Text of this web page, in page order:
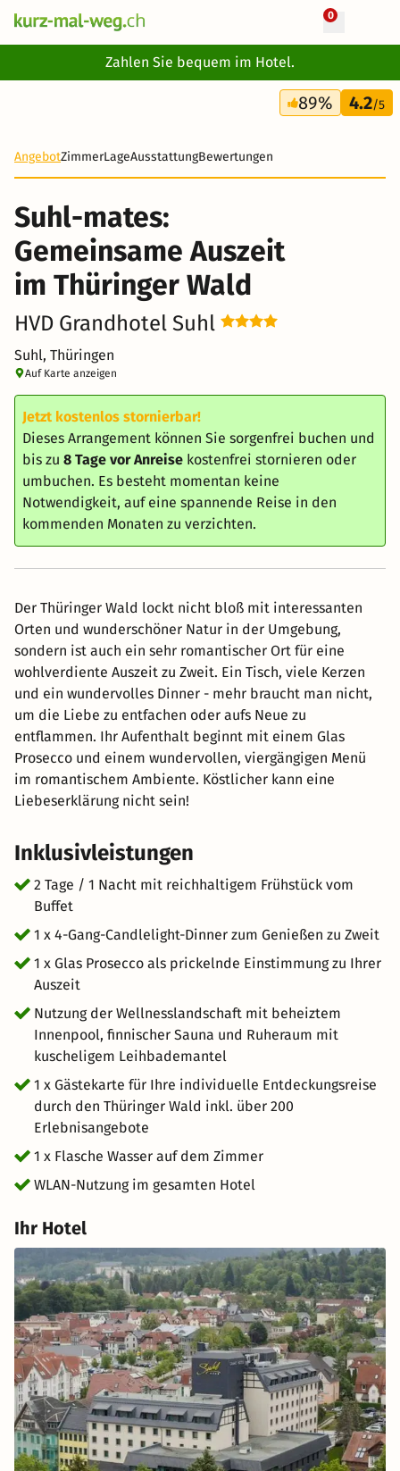
0
Zahlen Sie bequem im Hotel.
2 Tage
130 CHF
89% 4.2/5
AngebotZimmerLageAusstattungBewertungen
Suhl-mates:
Gemeinsame Auszeit
im Thüringer Wald
HVD Grandhotel Suhl
Suhl, Thüringen
Auf Karte anzeigen
Jetzt kostenlos stornierbar!
Dieses Arrangement können Sie sorgenfrei buchen und
bis zu 8 Tage vor Anreise kostenfrei stornieren oder
umbuchen. Es besteht momentan keine
Notwendigkeit, auf eine spannende Reise in den
kommenden Monaten zu verzichten.
Der Thüringer Wald lockt nicht bloß mit interessanten
Orten und wunderschöner Natur in der Umgebung,
sondern ist auch ein sehr romantischer Ort für eine
wohlverdiente Auszeit zu Zweit. Ein Tisch, viele Kerzen
und ein wundervolles Dinner - mehr braucht man nicht,
um die Liebe zu entfachen oder aufs Neue zu
entflammen. Ihr Aufenthalt beginnt mit einem Glas
Prosecco und einem wundervollen, viergängigen Menü
im romantischem Ambiente. Köstlicher kann eine
Liebeserklärung nicht sein!
Inklusivleistungen
2 Tage / 1 Nacht mit reichhaltigem Frühstück vom
Buffet
1 x 4-Gang-Candlelight-Dinner zum Genießen zu Zweit
1 x Glas Prosecco als prickelnde Einstimmung zu Ihrer
Auszeit
Nutzung der Wellnesslandschaft mit beheiztem
Innenpool, finnischer Sauna und Ruheraum mit
kuscheligem Leihbademantel
1 x Gästekarte für Ihre individuelle Entdeckungsreise
durch den Thüringer Wald inkl. über 200
Erlebnisangebote
1 x Flasche Wasser auf dem Zimmer
WLAN-Nutzung im gesamten Hotel
Ihr Hotel